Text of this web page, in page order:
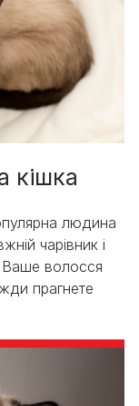
кішка
людина
чарівник і
Ваше волосся
прагнете